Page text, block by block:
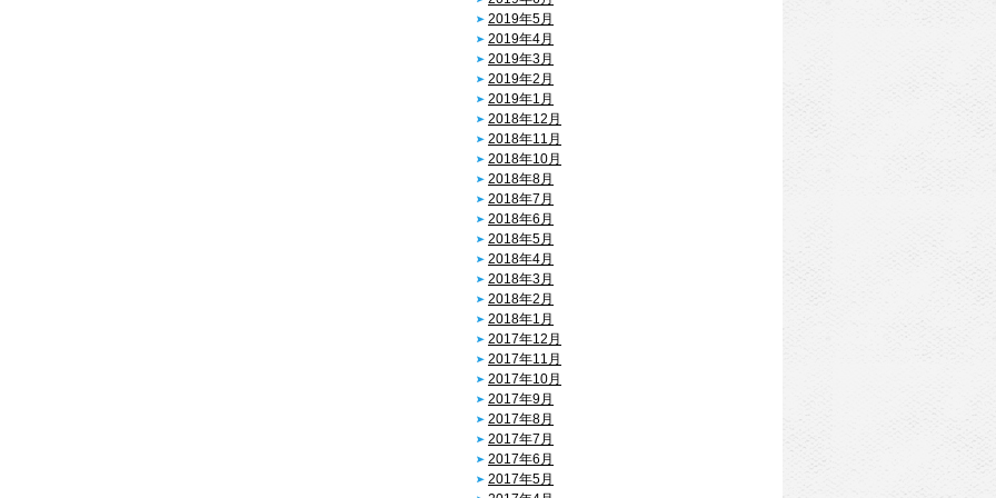
2019年5月
2019年4月
2019年3月
2019年2月
2019年1月
2018年12月
2018年11月
2018年10月
2018年8月
2018年7月
2018年6月
2018年5月
2018年4月
2018年3月
2018年2月
2018年1月
2017年12月
2017年11月
2017年10月
2017年9月
2017年8月
2017年7月
2017年6月
2017年5月